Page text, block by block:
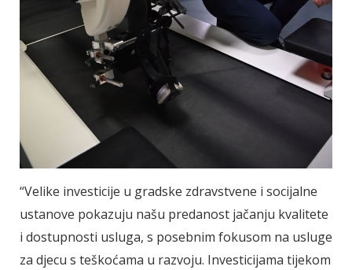
“Velike investicije u gradske zdravstvene i socijalne
ustanove pokazuju našu predanost jačanju kvalitete
i dostupnosti usluga, s posebnim fokusom na usluge
za djecu s teškoćama u razvoju. Investicijama tijekom